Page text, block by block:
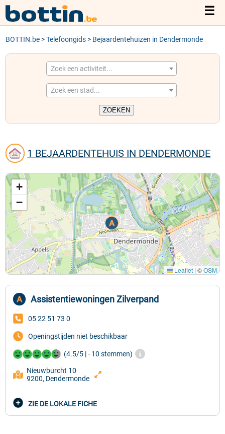
☰
TELEFOONGIDS
ACTIVITEITEN
BOTTIN.be >Telefoongids > Bejaardentehuizen in Dendermonde
Zoek een activiteit...
Zoek een stad...
1 BEJAARDENTEHUIS IN DENDERMONDE
+
−
Leaflet | ©OSM
Assistentiewoningen Zilverpand
05 22 51 73 0
Openingstijden niet beschikbaar
(4.5/5 | - 10 stemmen)
Nieuwburcht 10
9200, Dendermonde
ZIE DE LOKALE FICHE